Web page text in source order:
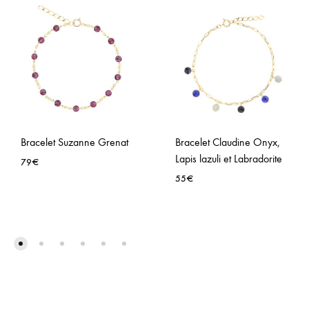
Bracelet Suzanne Grenat
79€
Bracelet Claudine Onyx,
Lapis lazuli et Labradorite
55€